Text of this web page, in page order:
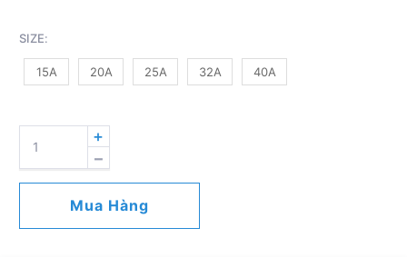
SIZE:
15A 20A 25A 32A 40A
HỒ
Mua Hàng